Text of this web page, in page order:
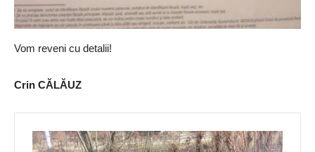
Vom reveni cu detalii!
Crin CĂLĂUZ